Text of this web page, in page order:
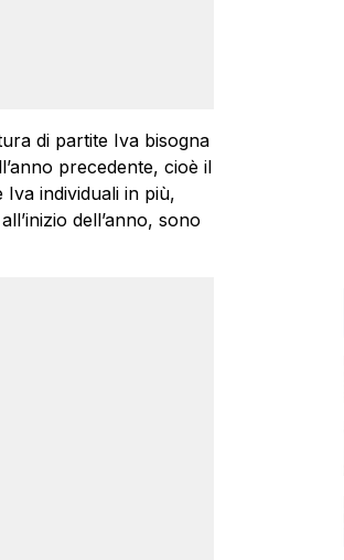
di partite Iva bisogna
precedente, cioè il
Iva individuali in più,
dell’anno, sono